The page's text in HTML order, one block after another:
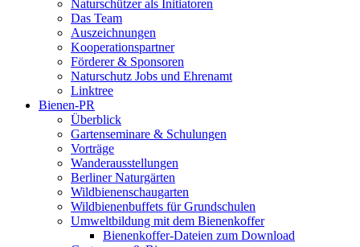
Naturschützer als Initiatoren
Das Team
Auszeichnungen
Kooperationspartner
Förderer & Sponsoren
Naturschutz Jobs und Ehrenamt
Linktree
Bienen-PR
Überblick
Gartenseminare & Schulungen
Vorträge
Wanderausstellungen
Berliner Naturgärten
Wildbienenschaugarten
Wildbienenbuffets für Grundschulen
Umweltbildung mit dem Bienenkoffer
Bienenkoffer-Dateien zum Download